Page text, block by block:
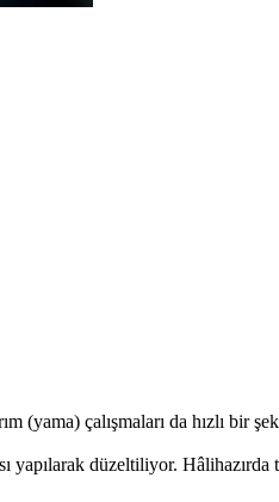
(yama) çalışmaları da hızlı bir
yapılarak düzeltiliyor.